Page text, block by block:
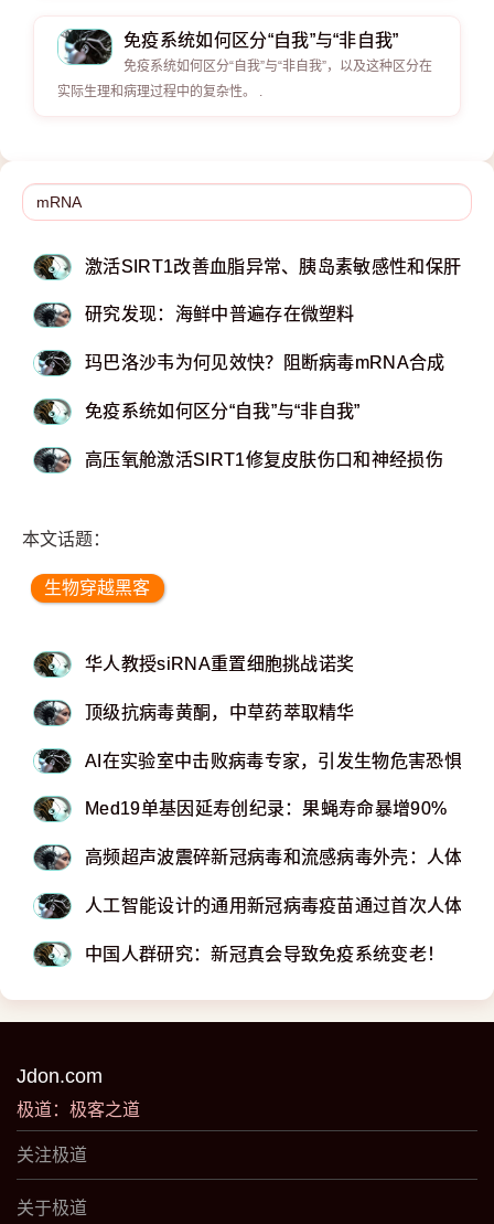
免疫系统如何区分“自我”与“非自我”
免疫系统如何区分“自我”与“非自我”，以及这种区分在
实际生理和病理过程中的复杂性。 .
激活SIRT1改善血脂异常、胰岛素敏感性和保肝
研究发现：海鲜中普遍存在微塑料
玛巴洛沙韦为何见效快？阻断病毒mRNA合成
免疫系统如何区分“自我”与“非自我”
高压氧舱激活SIRT1修复皮肤伤口和神经损伤
本文话题：
生物穿越黑客
华人教授siRNA重置细胞挑战诺奖
顶级抗病毒黄酮，中草药萃取精华
AI在实验室中击败病毒专家，引发生物危害恐惧
Med19单基因延寿创纪录：果蝇寿命暴增90%
高频超声波震碎新冠病毒和流感病毒外壳：人体细
人工智能设计的通用新冠病毒疫苗通过首次人体试
中国人群研究：新冠真会导致免疫系统变老！
Jdon.com
极道：极客之道
关注极道
关于极道